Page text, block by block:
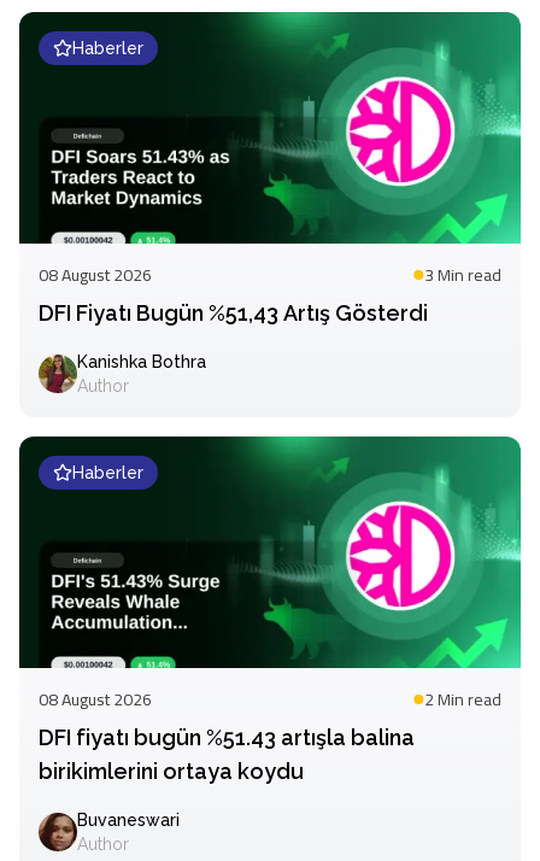
Haberler
08 August 2026 3 Minread
DFI Fiyatı Bugün %51,43 Artış Gösterdi
Kanishka Bothra
Author
Haberler
08 August 2026 2 Minread
DFI fiyatı bugün %51.43 artışla balina
birikimlerini ortaya koydu
Buvaneswari
Author